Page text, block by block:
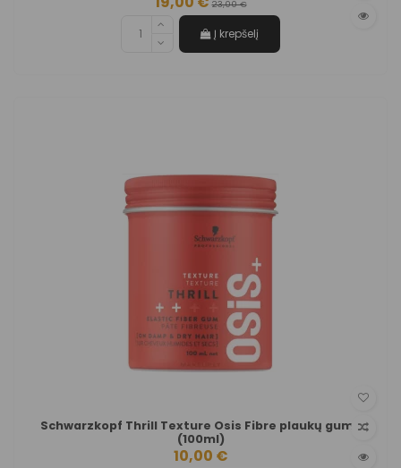
23,00 €
Į krepšelį
Schwarzkopf Thrill Texture Osis Fibre plaukų guma
(100ml)
10,00 €